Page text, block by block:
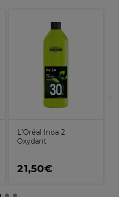
L'Oréal Inoa 2
Oxydant
21,50€